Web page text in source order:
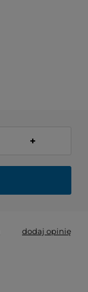
+
dodaj opinię